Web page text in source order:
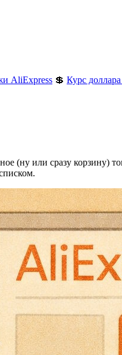
AliExpress 💲 Курс
(ну или сразу корзину)